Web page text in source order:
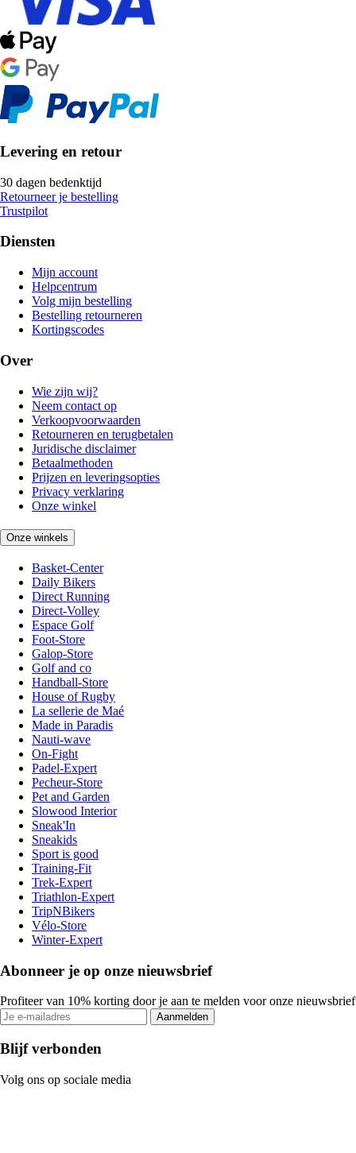
Levering en retour
30 dagen bedenktijd
Retourneer je bestelling
Trustpilot
Diensten
Mijn account
Helpcentrum
Volg mijn bestelling
Bestelling retourneren
Kortingscodes
Over
Wie zijn wij?
Neem contact op
Verkoopvoorwaarden
Retourneren en terugbetalen
Juridische disclaimer
Betaalmethoden
Prijzen en leveringsopties
Privacy verklaring
Onze winkel
Onze winkels
Basket-Center
Daily Bikers
Direct Running
Direct-Volley
Espace Golf
Foot-Store
Galop-Store
Golf and co
Handball-Store
House of Rugby
La sellerie de Maé
Made in Paradis
Nauti-wave
On-Fight
Padel-Expert
Pecheur-Store
Pet and Garden
Slowood Interior
Sneak'In
Sneakids
Sport is good
Training-Fit
Trek-Expert
Triathlon-Expert
TripNBikers
Vélo-Store
Winter-Expert
Abonneer je op onze nieuwsbrief
Profiteer van 10% korting door je aan te melden voor onze nieuwsbrief
Aanmelden
Blijf verbonden
Volg ons op sociale media